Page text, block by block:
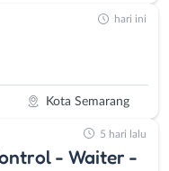
Kota Semarang
hari ini
- Waiter -
5 hari lalu